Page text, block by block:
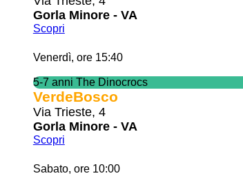
Gorla Minore - VA
Scopri
Venerdì, ore 15:40
5-7 anni The Dinocrocs
VerdeBosco
Via Trieste, 4
Gorla Minore - VA
Scopri
Sabato, ore 10:00